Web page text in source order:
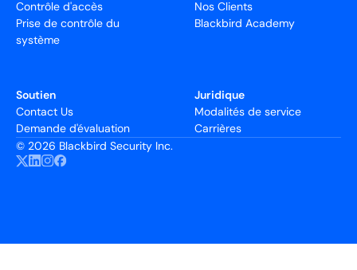
Contrôle d'accès
Prise de contrôle du
système
Nos Clients
Blackbird Academy
Soutien
Contact Us
Demande d'évaluation
Juridique
Modalités de service
Carrières
© 2026 Blackbird Security Inc.